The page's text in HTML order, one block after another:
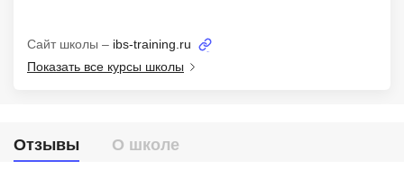
Сайт школы – ibs-training.ru
Показать все курсы школы
Отзывы О школе
Soft Skills
ДПО
Акции и промокоды